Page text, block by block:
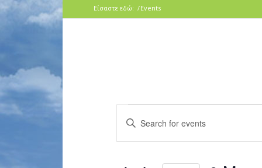
Είσαστε εδώ: /Events
Events
Search
and
Enter
Keyword.
Search